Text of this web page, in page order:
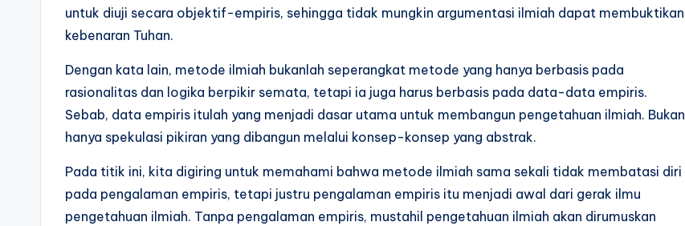
untuk diuji secara objektif-empiris, sehingga tidak mungkin argumentasi ilmiah dapat membuktikan
kebenaran Tuhan.
Dengan kata lain, metode ilmiah bukanlah seperangkat metode yang hanya berbasis pada
rasionalitas dan logika berpikir semata, tetapi ia juga harus berbasis pada data-data empiris.
Sebab, data empiris itulah yang menjadi dasar utama untuk membangun pengetahuan ilmiah. Bukan
hanya spekulasi pikiran yang dibangun melalui konsep-konsep yang abstrak.
Pada titik ini, kita digiring untuk memahami bahwa metode ilmiah sama sekali tidak membatasi diri
pada pengalaman empiris, tetapi justru pengalaman empiris itu menjadi awal dari gerak ilmu
pengetahuan ilmiah. Tanpa pengalaman empiris, mustahil pengetahuan ilmiah akan dirumuskan